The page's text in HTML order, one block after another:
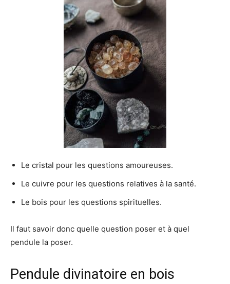
Le cristal pour les questions amoureuses.
Le cuivre pour les questions relatives à la santé.
Le bois pour les questions spirituelles.
Il faut savoir donc quelle question poser et à quel
pendule la poser.
Pendule divinatoire en bois